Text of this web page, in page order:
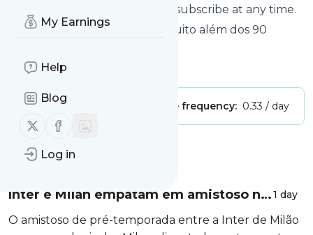
My Earnings
Help
Blog
Follow us on X (twitter)
Follow us on Facebook
Log in
. Unsubscribe at any time.
Site title: Gazeta Esportiva - Muito além dos 90
Is this your feed?
Publisher: Message frequency: 0.33 / day
Message
Inter e Milan empatam em amistoso na
Austrália
1 day
O amistoso de pré-temporada entre a Inter de Milão